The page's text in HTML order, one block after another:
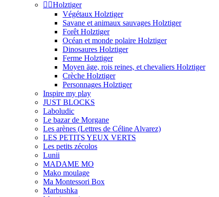
 Holztiger
Végétaux Holztiger
Savane et animaux sauvages Holztiger
Forêt Holztiger
Océan et monde polaire Holztiger
Dinosaures Holztiger
Ferme Holztiger
Moyen äge, rois reines, et chevaliers Holztiger
Crèche Holztiger
Personnages Holztiger
Inspire my play
JUST BLOCKS
Laboludic
Le bazar de Morgane
Les arènes (Lettres de Céline Alvarez)
LES PETITS YEUX VERTS
Les petits zécolos
Lunii
MADAME MO
Mako moulage
Ma Montessori Box
Marbushka